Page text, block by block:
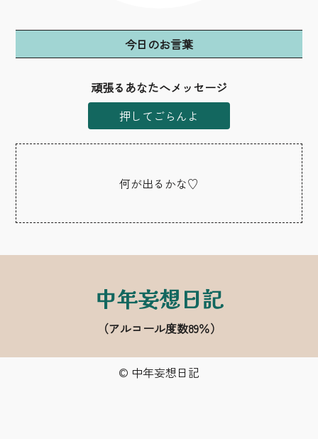
今日のお言葉
頑張るあなたへメッセージ
押してごらんよ
何が出るかな♡
中年妄想日記
（アルコール度数89％）
© 中年妄想日記